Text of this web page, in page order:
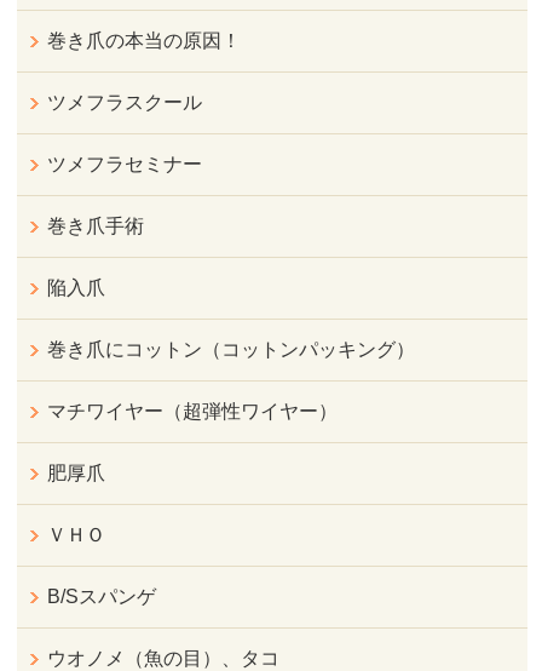
巻き爪の本当の原因！
ツメフラスクール
ツメフラセミナー
巻き爪手術
陥入爪
巻き爪にコットン（コットンパッキング）
マチワイヤー（超弾性ワイヤー）
肥厚爪
ＶＨＯ
B/Sスパンゲ
ウオノメ（魚の目）、タコ